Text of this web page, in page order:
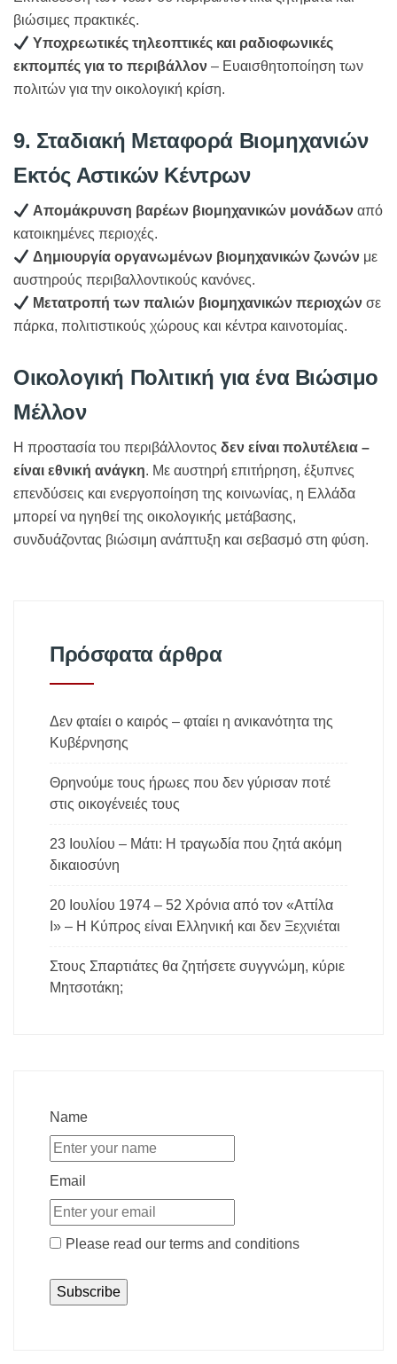
βιώσιμες πρακτικές.
Υποχρεωτικές τηλεοπτικές και ραδιοφωνικές
εκπομπές για το περιβάλλον – Ευαισθητοποίηση των
πολιτών για την οικολογική κρίση.
9. Σταδιακή Μεταφορά Βιομηχανιών
Εκτός Αστικών Κέντρων
Απομάκρυνση βαρέων βιομηχανικών μονάδων από
κατοικημένες περιοχές.
Δημιουργία οργανωμένων βιομηχανικών ζωνών με
αυστηρούς περιβαλλοντικούς κανόνες.
Μετατροπή των παλιών βιομηχανικών περιοχών σε
πάρκα, πολιτιστικούς χώρους και κέντρα καινοτομίας.
Οικολογική Πολιτική για ένα Βιώσιμο
Μέλλον
Η προστασία του περιβάλλοντος δεν είναι πολυτέλεια –
είναι εθνική ανάγκη. Με αυστηρή επιτήρηση, έξυπνες
επενδύσεις και ενεργοποίηση της κοινωνίας, η Ελλάδα
μπορεί να ηγηθεί της οικολογικής μετάβασης,
συνδυάζοντας βιώσιμη ανάπτυξη και σεβασμό στη φύση.
Πρόσφατα άρθρα
Δεν φταίει ο καιρός – φταίει η ανικανότητα της
Κυβέρνησης
Θρηνούμε τους ήρωες που δεν γύρισαν ποτέ
στις οικογένειές τους
23 Ιουλίου – Μάτι: Η τραγωδία που ζητά ακόμη
δικαιοσύνη
20 Ιουλίου 1974 – 52 Χρόνια από τον «Αττίλα
Ι» – Η Κύπρος είναι Ελληνική και δεν Ξεχνιέται
Στους Σπαρτιάτες θα ζητήσετε συγγνώμη, κύριε
Μητσοτάκη;
Name
Email
Please read our terms and conditions